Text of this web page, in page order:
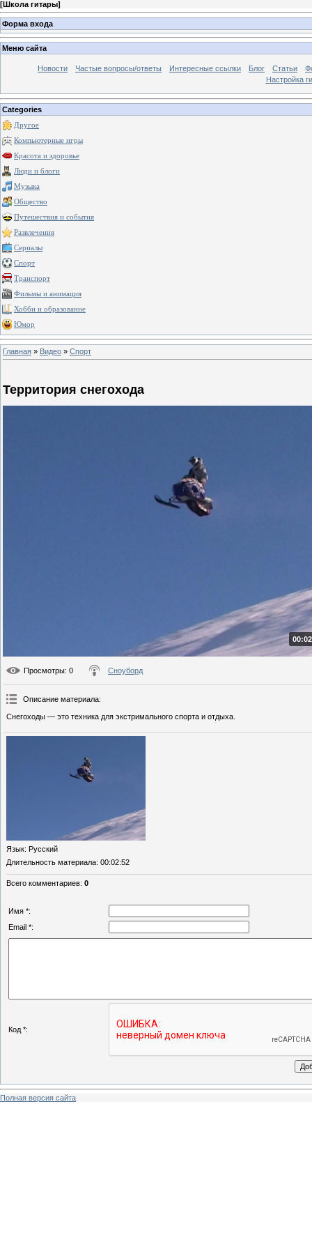
[Школа гитары]
Форма входа
Меню сайта
Новости Частые вопросы/ответы Интересные ссылки Блог Статьи
Настройка
Categories
Другое
Компьютерные игры
Красота и здоровье
Люди и блоги
Музыка
Общество
Путешествия и события
Развлечения
Сериалы
Спорт
Транспорт
Фильмы и анимация
Хобби и образование
Юмор
Главная » Видео » Спорт
Территория снегохода
Просмотры: 0 Сноуборд
Описание материала:
Снегоходы — это техника для экстримального спорта и отдыха.
Язык: Русский
Длительность материала: 00:02:52
Всего комментариев: 0
Имя *:
Email *:
Код *:
Полная версия сайта